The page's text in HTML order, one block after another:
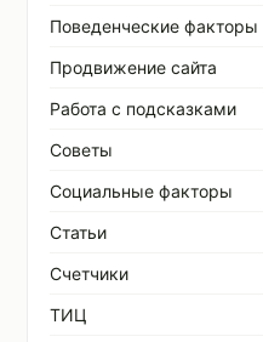
Поведенческие факторы
Продвижение сайта
Работа с подсказками
Советы
Социальные факторы
Статьи
Счетчики
ТИЦ